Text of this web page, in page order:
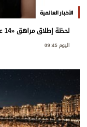
الأخبار العالمية
لحظة إطلاق مراهق «14 عاماً» النار على طلاب مدرسة في تايلاند
اليوم 09:45